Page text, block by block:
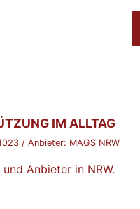
IM ALLTAG
/ Anbieter: MAGS NRW
Anbieter in NRW.